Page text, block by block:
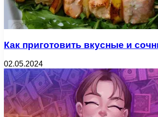
Как приготовить вкусные и
02.05.2024